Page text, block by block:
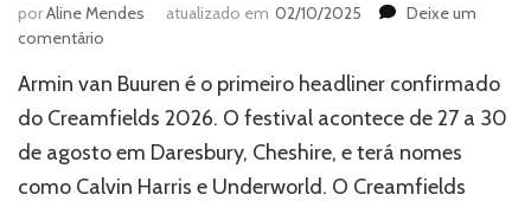
porAline Mendes atualizado em 02/10/2025
Deixe um
comentário
2026
confirma
van
Buuren
Armin van Buuren é o primeiro headliner confirmado
do Creamfields 2026. O festival acontece de 27 a 30
de agosto em Daresbury, Cheshire, e terá nomes
como Calvin Harris e Underworld. O Creamfields